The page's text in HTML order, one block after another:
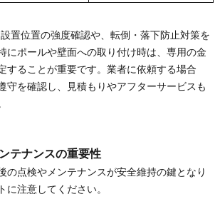
置位置の強度確認や、転倒・落下防止対策を
にポールや壁面への取り付け時は、専用の金
することが重要です。業者に依頼する場合
守を確認し、見積もりやアフターサービスも
テナンスの重要性
の点検やメンテナンスが安全維持の鍵となり
注意してください。